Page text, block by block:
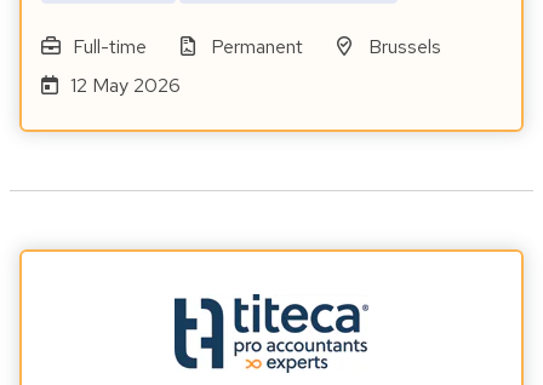
Full-time Permanent
Brussels
12 May 2026